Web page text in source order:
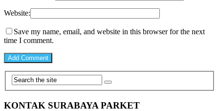
Website:
Save my name, email, and website in this browser for the next
time I comment.
KONTAK SURABAYA PARKET